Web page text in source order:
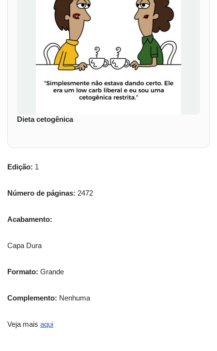
Dieta cetogênica
Edição: 1
Número de páginas: 2472
Acabamento:
Capa Dura
Formato: Grande
Complemento: Nenhuma
Veja mais aqui